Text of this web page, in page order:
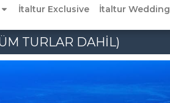
İtaltur Exclusive İtaltur Wedding
TURLAR DAHİL)